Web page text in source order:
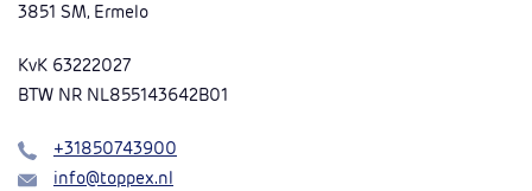
3851 SM, Ermelo
KvK 63222027
BTW NR NL855143642B01
Bel
+31850743900
Mail
info@toppex.nl